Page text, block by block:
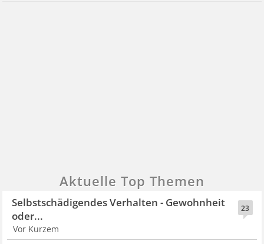
Aktuelle Top Themen
23
Selbstschädigendes Verhalten - Gewohnheit
oder...
Vor Kurzem